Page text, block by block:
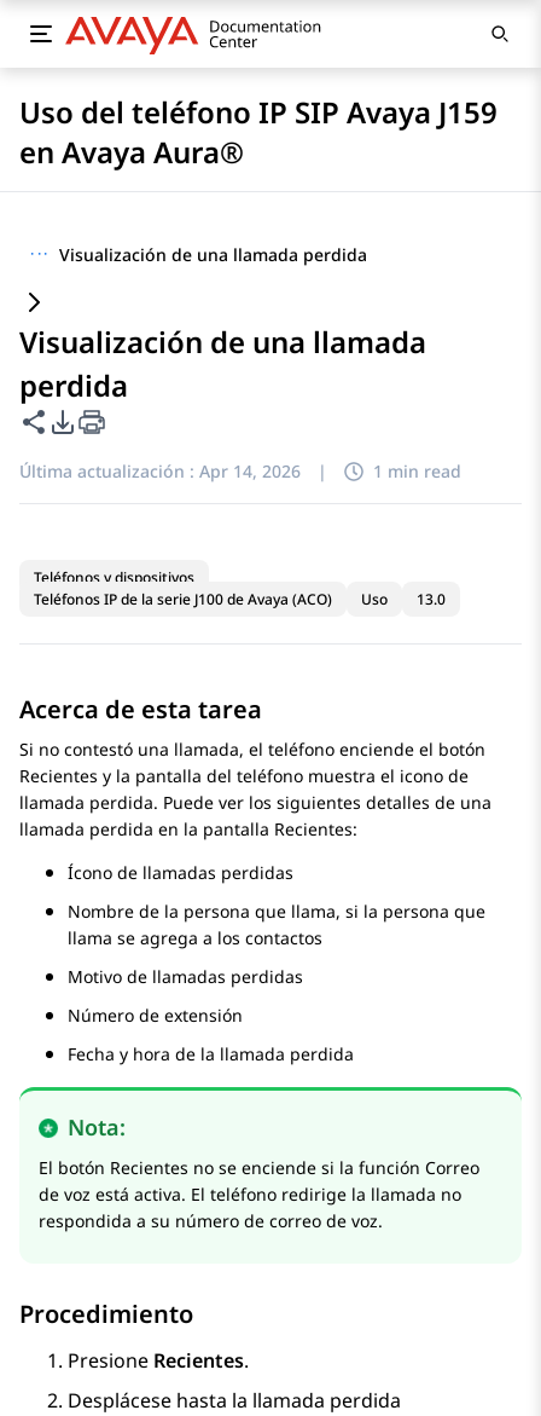
Uso del teléfono IP SIP Avaya J159
en Avaya Aura®
··· Visualización de una llamada perdida
Visualización de una llamada
perdida
Compartir esta página
Opciones de exportación de PDF
Última actualización : Apr 14, 2026 | 1 min read
Teléfonos y dispositivos
Teléfonos IP de la serie J100 de Avaya (ACO)
Uso 13.0
Acerca de esta tarea
Si no contestó una llamada, el teléfono enciende el botón
Recientes y la pantalla del teléfono muestra el icono de
llamada perdida. Puede ver los siguientes detalles de una
llamada perdida en la pantalla Recientes:
Ícono de llamadas perdidas
Nombre de la persona que llama, si la persona que
llama se agrega a los contactos
Motivo de llamadas perdidas
Número de extensión
Fecha y hora de la llamada perdida
Nota:
El botón Recientes no se enciende si la función Correo
de voz está activa. El teléfono redirige la llamada no
respondida a su número de correo de voz.
Procedimiento
Presione Recientes.
Desplácese hasta la llamada perdida